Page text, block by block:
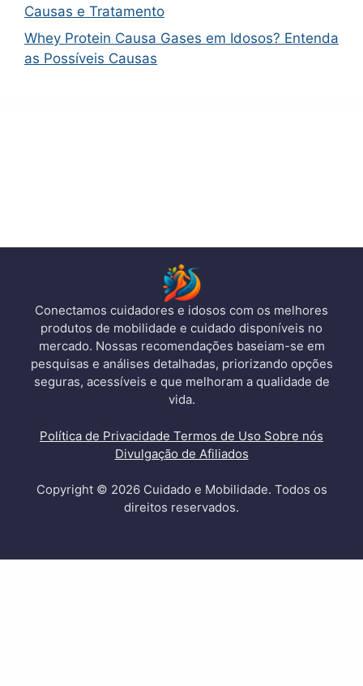
Causas e Tratamento
Whey Protein Causa Gases em Idosos? Entenda
as Possíveis Causas
Conectamos cuidadores e idosos com os melhores
produtos de mobilidade e cuidado disponíveis no
mercado. Nossas recomendações baseiam-se em
pesquisas e análises detalhadas, priorizando opções
seguras, acessíveis e que melhoram a qualidade de
vida.
Política de Privacidade Termos de Uso Sobre nós
Divulgação de Afiliados
Copyright © 2026 Cuidado e Mobilidade. Todos os
direitos reservados.